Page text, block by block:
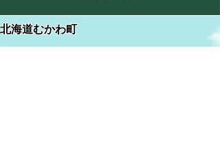
北海道むかわ町